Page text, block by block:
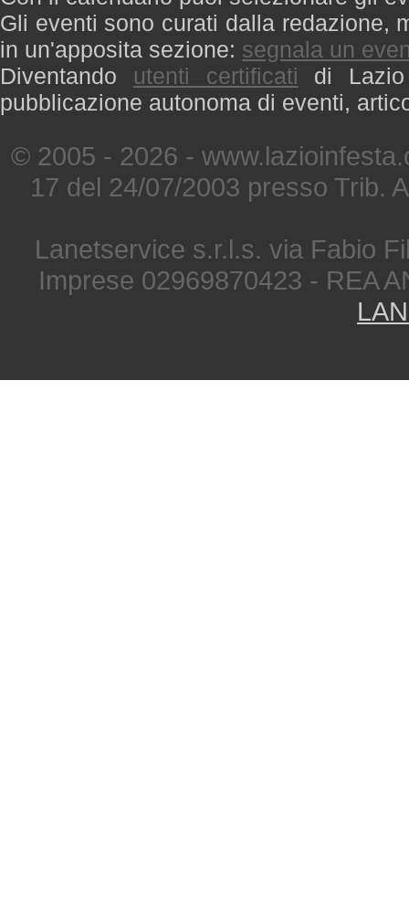
Gli eventi sono curati dalla redazione,
in un'apposita sezione: segnala un
Diventando utenti certificati di
pubblicazione autonoma di eventi,
© 2005 - 2026 -
17 del 24/07/2003 presso Trib.
Lanetservice s.r.l.s. via Fabio
Imprese 02969870423 - REA